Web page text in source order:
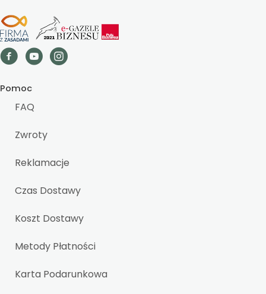
Pomoc
FAQ
Zwroty
Reklamacje
Czas Dostawy
Koszt Dostawy
Metody Płatności
Karta Podarunkowa